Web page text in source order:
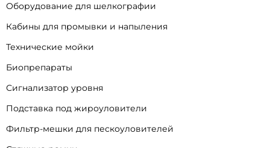
Оборудование для шелкографии
Кабины для промывки и напыления
Технические мойки
Биопрепараты
Сигнализатор уровня
Подставка под жироуловители
Фильтр-мешки для пескоуловителей